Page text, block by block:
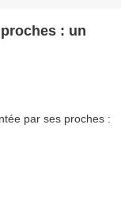
: un